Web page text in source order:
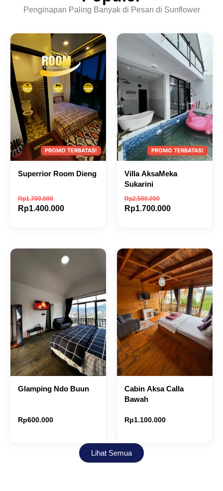
Penginapan Paling Banyak di Pesan di Sunflower
Superrior Room Dieng
Rp1.700.000
Rp1.400.000
Villa AksaMeka
Sukarini
Rp2.500.000
Rp1.700.000
Glamping Ndo Buun
Rp600.000
Cabin Aksa Calla
Bawah
Rp1.100.000
Lihat Semua